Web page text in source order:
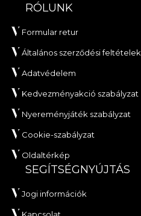
RÓLUNK
Formular retur
Általános szerződési feltételek
Adatvédelem
Kedvezményakció szabályzat
Nyereményjáték szabályzat
Cookie-szabályzat
Oldaltérkép
SEGÍTSÉGNYÚJTÁS
Jogi információk